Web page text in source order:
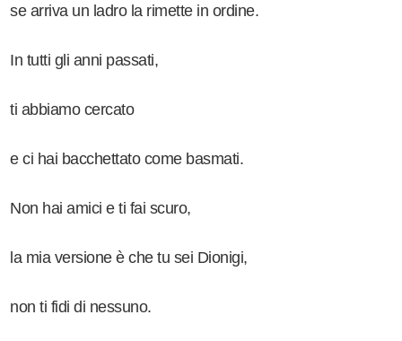
se arriva un ladro la rimette in ordine.
In tutti gli anni passati,
ti abbiamo cercato
e ci hai bacchettato come basmati.
Non hai amici e ti fai scuro,
la mia versione è che tu sei Dionigi,
non ti fidi di nessuno.